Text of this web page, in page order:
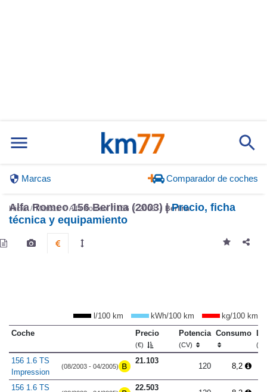
Marcas Comparador de coches
Inicio Marcas Alfa Romeo 156 2003 Berlina
Alfa Romeo 156 Berlina (2003) |Precio, ficha
técnica y equipamiento
l/100 km kWh/100 km
kg/100 km
Coche
Precio
(€)
Potencia
(CV)
Consumo
156 1.6 TS
Impression
(08/2003 - 04/2005)
21.103
120 8,2
156 1.6 TS
22.503